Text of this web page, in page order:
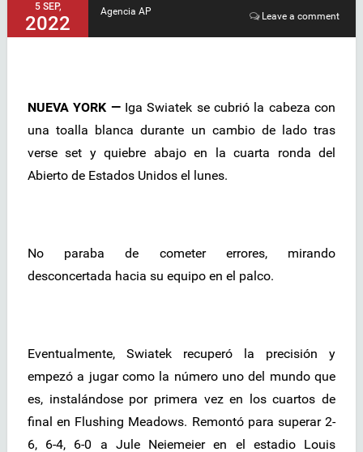
5 SEP,
2022
Agencia AP Leave a comment
NUEVA YORK —Iga Swiatek se cubrió la cabeza con
una toalla blanca durante un cambio de lado tras
verse set y quiebre abajo en la cuarta ronda del
Abierto de Estados Unidos el lunes.
No paraba de cometer errores, mirando
desconcertada hacia su equipo en el palco.
Eventualmente, Swiatek recuperó la precisión y
empezó a jugar como la número uno del mundo que
es, instalándose por primera vez en los cuartos de
final en Flushing Meadows. Remontó para superar 2-
6, 6-4, 6-0 a Jule Neiemeier en el estadio Louis